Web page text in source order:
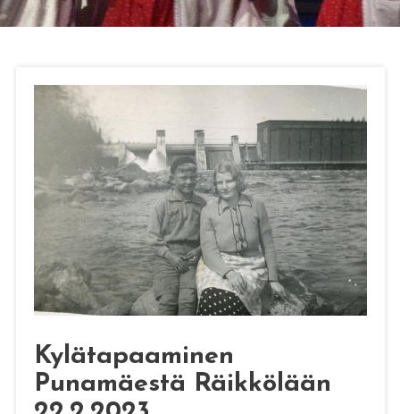
Kylätapaaminen
Punamäestä Räikkölään